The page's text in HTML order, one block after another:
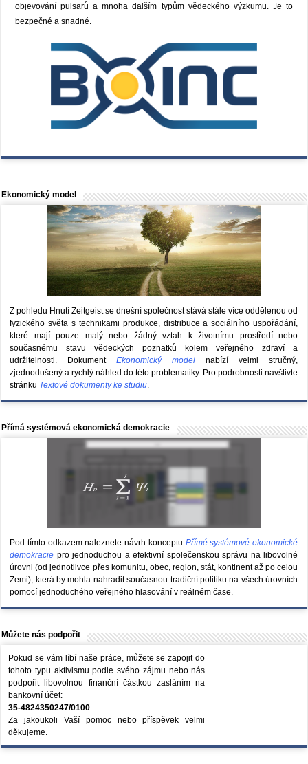
objevování pulsarů a mnoha dalším typům vědeckého výzkumu. Je to
bezpečné a snadné.
Ekonomický model
Z pohledu Hnutí Zeitgeist se dnešní společnost stává stále více oddělenou od
fyzického světa s technikami produkce, distribuce a sociálního uspořádání,
které mají pouze malý nebo žádný vztah k životnímu prostředí nebo
současnému stavu vědeckých poznatků kolem veřejného zdraví a
udržitelnosti. DokumentEkonomický model nabízí velmi stručný,
zjednodušený a rychlý náhled do této problematiky. Pro podrobnosti navštivte
stránku Textové dokumenty ke studiu.
Přímá systémová ekonomická demokracie
Pod tímto odkazem naleznete návrh konceptu Přímé systémové ekonomické
demokracie pro jednoduchou a efektivní společenskou správu na libovolné
úrovni (od jednotlivce přes komunitu, obec, region, stát, kontinent až po celou
Zemi), která by mohla nahradit současnou tradiční politiku na všech úrovních
pomocí jednoduchého veřejného hlasování v reálném čase.
Můžete nás podpořit
Pokud se vám líbí naše práce, můžete se zapojit do
tohoto typu aktivismu podle svého zájmu nebo nás
podpořit libovolnou finanční částkou zasláním na
bankovní účet:
35-4824350247/0100
Za jakoukoli Vaší pomoc nebo příspěvek velmi
děkujeme.